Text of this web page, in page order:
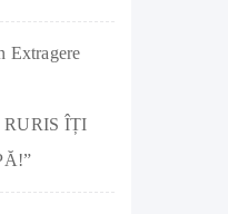
Extragere
RURIS ÎȚI